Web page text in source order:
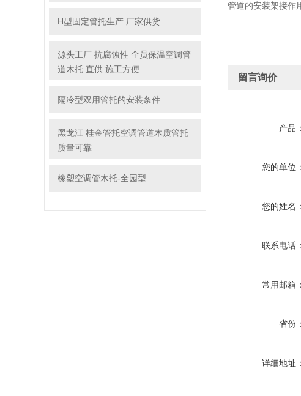
H型固定管托生产 厂家供货
源头工厂 抗腐蚀性 全员保温空调管
道木托 直供 施工方便
隔冷型双用管托的安装条件
黑龙江 桂金管托空调管道木质管托
质量可靠
橡塑空调管木托-全园型
管道的安装架接作
留言询价
产品：
您的单位：
您的姓名：
联系电话：
常用邮箱：
省份：
详细地址：